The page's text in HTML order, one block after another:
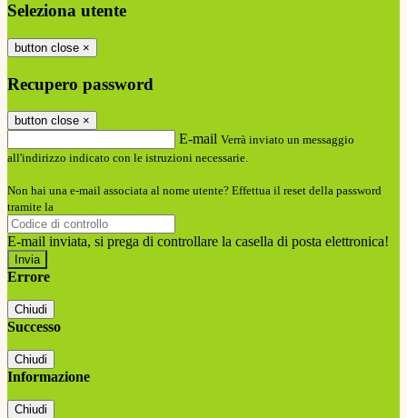
Seleziona utente
button close ×
Recupero password
button close ×
E-mail Verrà inviato un messaggio
all'indirizzo indicato con le istruzioni necessarie.
Non hai una e-mail associata al nome utente? Effettua il reset della password
tramite la
E-mail inviata, si prega di controllare la casella di posta elettronica!
Errore
Chiudi
Successo
Chiudi
Informazione
Chiudi